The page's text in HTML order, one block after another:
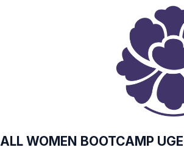
ALL WOMEN BOOTCAMP